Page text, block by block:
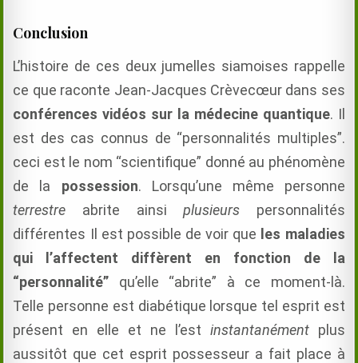
Conclusion
L’histoire de ces deux jumelles siamoises rappelle
ce que raconte Jean-Jacques Crèvecœur dans ses
conférences vidéos sur la médecine quantique. Il
est des cas connus de “personnalités multiples”.
ceci est le nom “scientifique” donné au phénomène
de la possession. Lorsqu’une même personne
terrestre abrite ainsiplusieurs personnalités
différentes Il est possible de voir que les maladies
qui l’affectent diffèrent en fonction de la
“personnalité” qu’elle “abrite” à ce moment-là.
Telle personne est diabétique lorsque tel esprit est
présent en elle et ne l’est instantanément plus
aussitôt que cet esprit possesseur a fait place à